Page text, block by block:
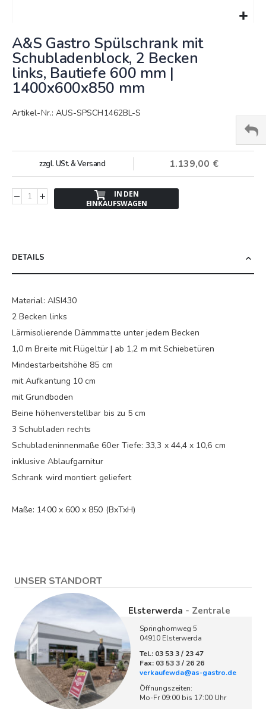
zum
Anfang
der
Bildergalerie
A&S Gastro Spülschrank mit
Schubladenblock, 2 Becken
links, Bautiefe 600 mm |
1400x600x850 mm
Artikel-Nr.: AUS-SPSCH1462BL-S
1.139,00 €
zzgl. USt. & Versand
IN DEN
EINKAUFSWAGEN
DETAILS
Material: AISI430
2 Becken links
Lärmisolierende Dämmmatte unter jedem Becken
1,0 m Breite mit Flügeltür | ab 1,2 m mit Schiebetüren
Mindestarbeitshöhe 85 cm
mit Aufkantung 10 cm
mit Grundboden
Beine höhenverstellbar bis zu 5 cm
3 Schubladen rechts
Schubladeninnenmaße 60er Tiefe: 33,3 x 44,4 x 10,6 cm
inklusive Ablaufgarnitur
Schrank wird montiert geliefert
Maße: 1400 x 600 x 850 (BxTxH)
UNSER STANDORT
Elsterwerda - Zentrale
Springhornweg 5
04910 Elsterwerda
Tel.: 03 53 3 / 23 47
Fax: 03 53 3 / 26 26
verkaufewda@as-gastro.de
Öffnungszeiten:
Mo-Fr 09:00 bis 17:00 Uhr